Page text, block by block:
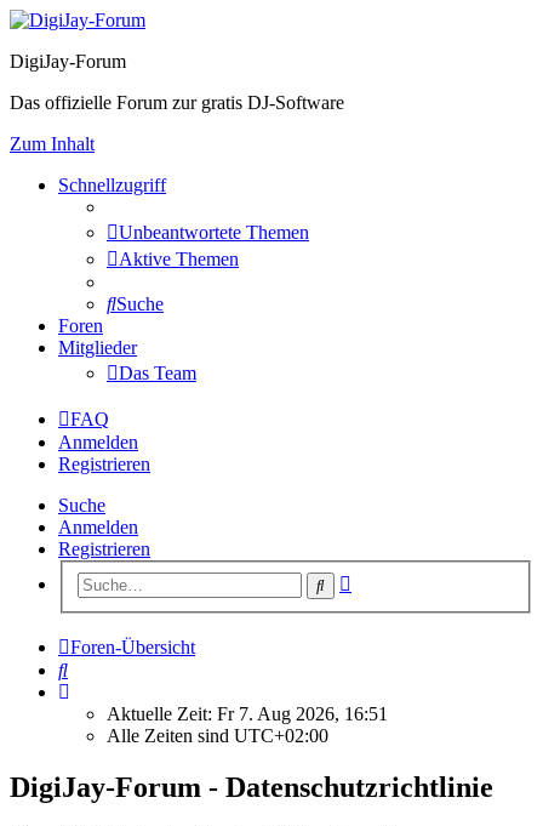
DigiJay-Forum
Das offizielle Forum zur gratis DJ-Software
Zum Inhalt
Schnellzugriff
Unbeantwortete Themen
Aktive Themen
Suche
Foren
Mitglieder
Das Team
FAQ
Anmelden
Registrieren
Suche
Anmelden
Registrieren
Suche
Foren-Übersicht
Suche
Aktuelle Zeit: Fr 7. Aug 2026, 16:51
Alle Zeiten sind UTC+02:00
DigiJay-Forum - Datenschutzrichtlinie